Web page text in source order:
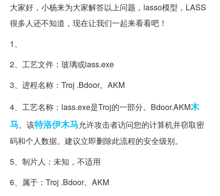
大家好，小杨来为大家解答以上问题，lasso模型，LASS
很多人还不知道，现在让我们一起来看看吧！
1、
2、工艺文件：玻璃或lass.exe
3、进程名称：Troj .Bdoor。AKM
4、工艺名称：lass.exe是Troj的一部分。Bdoor.AKM木
马。该特洛伊木马允许攻击者访问您的计算机并窃取密
码和个人数据。建议立即删除此流程的安全级别。
5、制片人：未知，不适用
6、属于：Troj .Bdoor。AKM